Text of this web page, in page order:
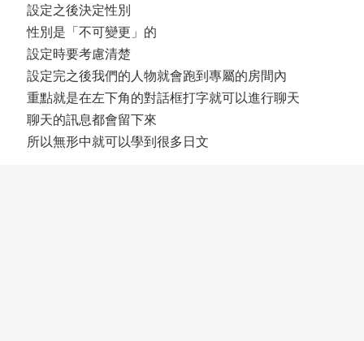
設定之後決定性別
性別是「不可變更」的
設定時要考慮清楚
設定完之後我們的人物就會跑到專屬的房間內
重點就是在左下角的對話框打字就可以進行聊天
聊天的訊息都會留下來
所以無形中就可以學到很多日文